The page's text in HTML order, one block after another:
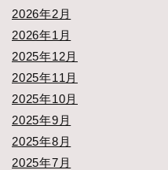
2026年2月
2026年1月
2025年12月
2025年11月
2025年10月
2025年9月
2025年8月
2025年7月